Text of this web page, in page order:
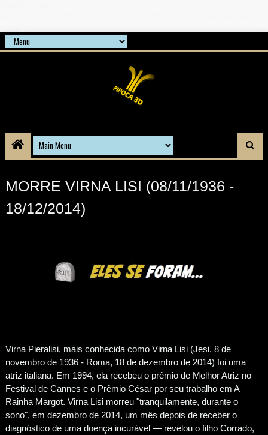
MORRE VIRNA LISI (08/11/1936 -
18/12/2014)
Virna Pieralisi, mais conhecida como Virna Lisi (Jesi, 8 de
novembro de 1936 - Roma, 18 de dezembro de 2014) foi uma
atriz italiana. Em 1994, ela recebeu o prêmio de Melhor Atriz no
Festival de Cannes e o Prêmio César por seu trabalho em A
Rainha Margot. Virna Lisi morreu "tranquilamente, durante o
sono", em dezembro de 2014, um mês depois de receber o
diagnóstico de uma doença incurável — revelou o filho Corrado,